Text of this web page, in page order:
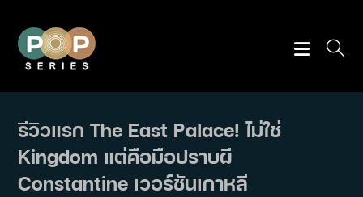
content
รีวิวแรก The East Palace! ไม่ใช่
Kingdom แต่คือมือปราบผี
Constantine เวอร์ชันเกาหลี